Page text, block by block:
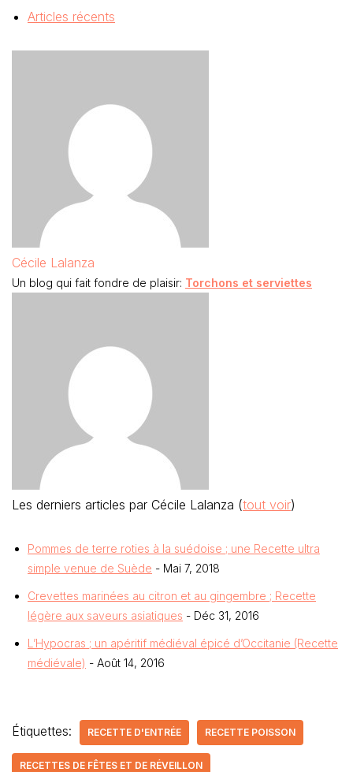
Articles récents
Cécile Lalanza
Un blog qui fait fondre de plaisir: Torchons et serviettes
Les derniers articles par Cécile Lalanza (tout voir)
Pommes de terre roties à la suédoise ; une Recette ultra
simple venue de Suède - Mai 7, 2018
Crevettes marinées au citron et au gingembre ; Recette
légère aux saveurs asiatiques - Déc 31, 2016
L’Hypocras ; un apéritif médiéval épicé d’Occitanie (Recette
médiévale) - Août 14, 2016
Étiquettes: RECETTE D'ENTRÉE RECETTE POISSON
RECETTES DE FÊTES ET DE RÉVEILLON